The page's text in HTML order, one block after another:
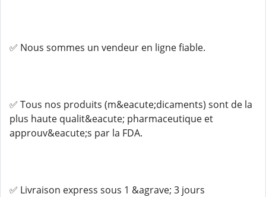
✅ Nous sommes un vendeur en ligne fiable.
✅ Tous nos produits (m&eacute;dicaments) sont de la
plus haute qualit&eacute; pharmaceutique et
approuv&eacute;s par la FDA.
✅ Livraison express sous 1 &agrave; 3 jours